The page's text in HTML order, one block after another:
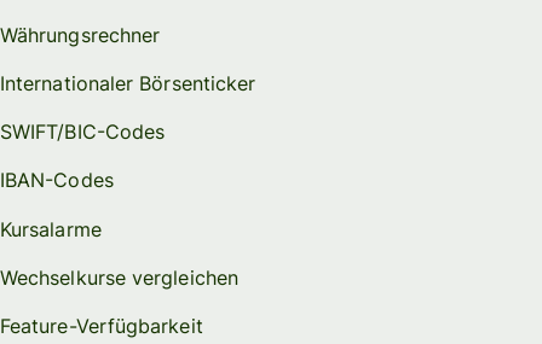
Währungsrechner
Internationaler Börsenticker
SWIFT/BIC-Codes
IBAN-Codes
Kursalarme
Wechselkurse vergleichen
Feature-Verfügbarkeit